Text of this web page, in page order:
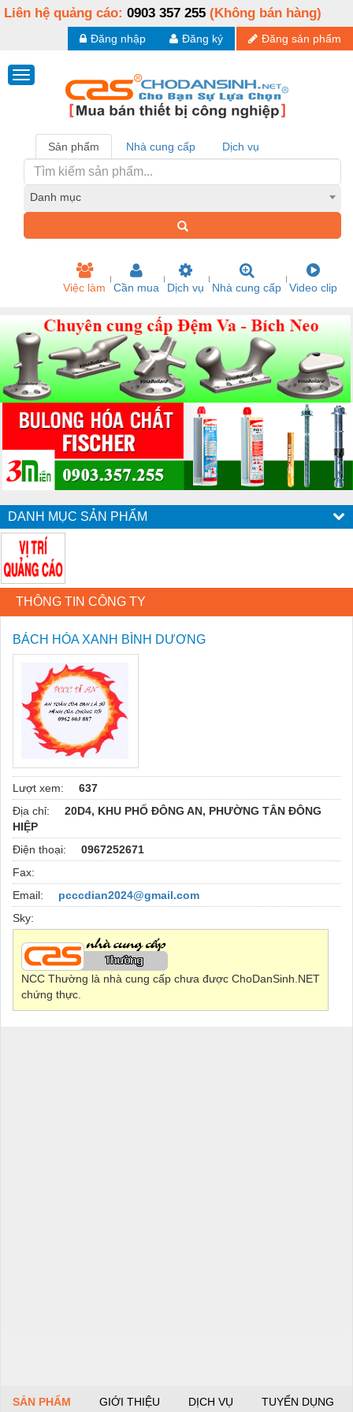
Liên hệ quảng cáo: 0903 357 255 (Không bán hàng)
Đăng sản phẩm
Đăng ký
Đăng nhập
Sản phẩm Nhà cung cấp Dịch vụ
Danh mục
Việc làm Cần mua Dịch vụ Nhà cung cấp Video clip
DANH MỤC SẢN PHẨM
THÔNG TIN CÔNG TY
BÁCH HÓA XANH BÌNH DƯƠNG
Lượt xem:
637
Địa chỉ:
20D4, KHU PHỐ ĐÔNG AN, PHƯỜNG TÂN ĐÔNG
HIỆP
Điện thoại:
0967252671
Fax:
Email:
pcccdian2024@gmail.com
Sky:
NCC Thường là nhà cung cấp chưa được ChoDanSinh.NET
chứng thực.
SẢN PHẨM GIỚI THIỆU DỊCH VỤ TUYỂN DỤNG